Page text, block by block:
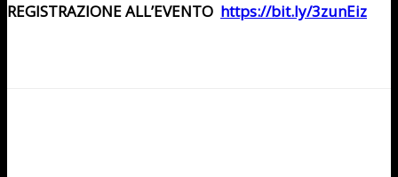
REGISTRAZIONE ALL’EVENTO https://bit.ly/3zunEiz